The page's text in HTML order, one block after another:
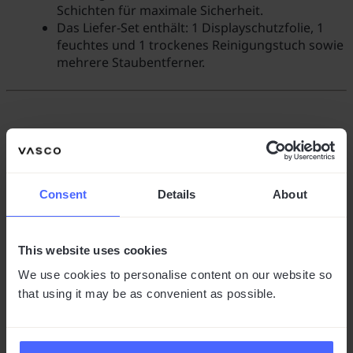
Consent Details About
This website uses cookies
We use cookies to personalise content on our website so
that using it may be as convenient as possible.
Schichten für maximale Sicherheit.
Das Liefer-Set enthält: 1 Displayschutzfolie, 1
feuchtes und 1 trockenes Reinigungstuch sowie
mehrere Staubentferner.
SO WIRD DIE DISPLAYFOLIE ANGEBRACHT